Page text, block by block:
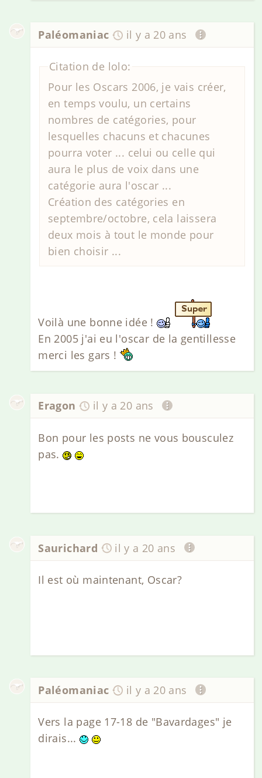
Paléomaniac il y a 20 ans
Citation de lolo:
Pour les Oscars 2006, je vais créer,
en temps voulu, un certains
nombres de catégories, pour
lesquelles chacuns et chacunes
pourra voter ... celui ou celle qui
aura le plus de voix dans une
catégorie aura l'oscar ...
Création des catégories en
septembre/octobre, cela laissera
deux mois à tout le monde pour
bien choisir ...
Voilà une bonne idée !
En 2005 j'ai eu l'oscar de la gentillesse
merci les gars !
Eragon il y a 20 ans
Bon pour les posts ne vous bousculez
pas.
Saurichard il y a 20 ans
Il est où maintenant, Oscar?
Paléomaniac il y a 20 ans
Vers la page 17-18 de "Bavardages" je
dirais...